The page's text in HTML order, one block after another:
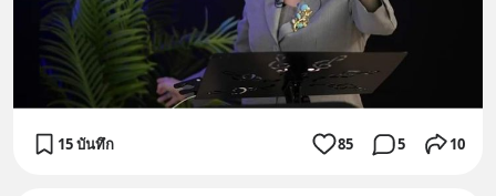
15 บันทึก 85 5 10